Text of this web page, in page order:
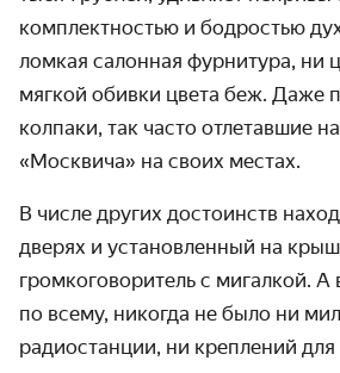
комплектностью и бодростью
ломкая салонная фурнитура, ни
мягкой обивки цвета беж. Даже
колпаки, так часто отлетавшие
«Москвича» на своих местах.
В числе других достоинств
дверях и установленный на
громкоговоритель с мигалкой. А
по всему, никогда не было ни
радиостанции, ни креплений